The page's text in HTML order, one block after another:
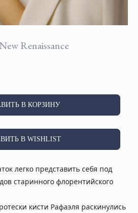
Renaissance
В КОРЗИНУ
В WISHLIST
легко представить себя под
старинного флорентийского
кисти Рафаэля раскинулись